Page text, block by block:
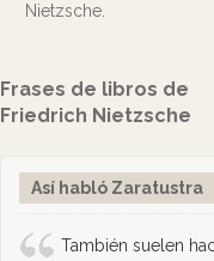
Nietzsche.
Frases de libros de
Friedrich Nietzsche
Así habló Zaratustra
También suelen